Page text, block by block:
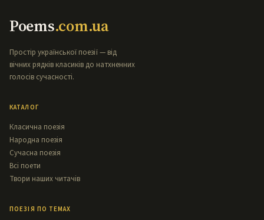
Poems.com.ua
Простір української поезії — від
вічних рядків класиків до натхненних
голосів сучасності.
КАТАЛОГ
Класична поезія
Народна поезія
Сучасна поезія
Всі поети
Твори наших читачів
ПОЕЗІЯ ПО ТЕМАХ